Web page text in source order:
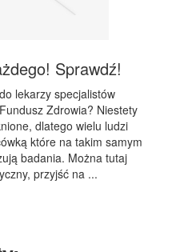
Sprawdź!
lekarzy specjalistów
Zdrowia? Niestety
dlatego wielu ludzi
które na takim samym
badania. Można tutaj
przyjść na ...